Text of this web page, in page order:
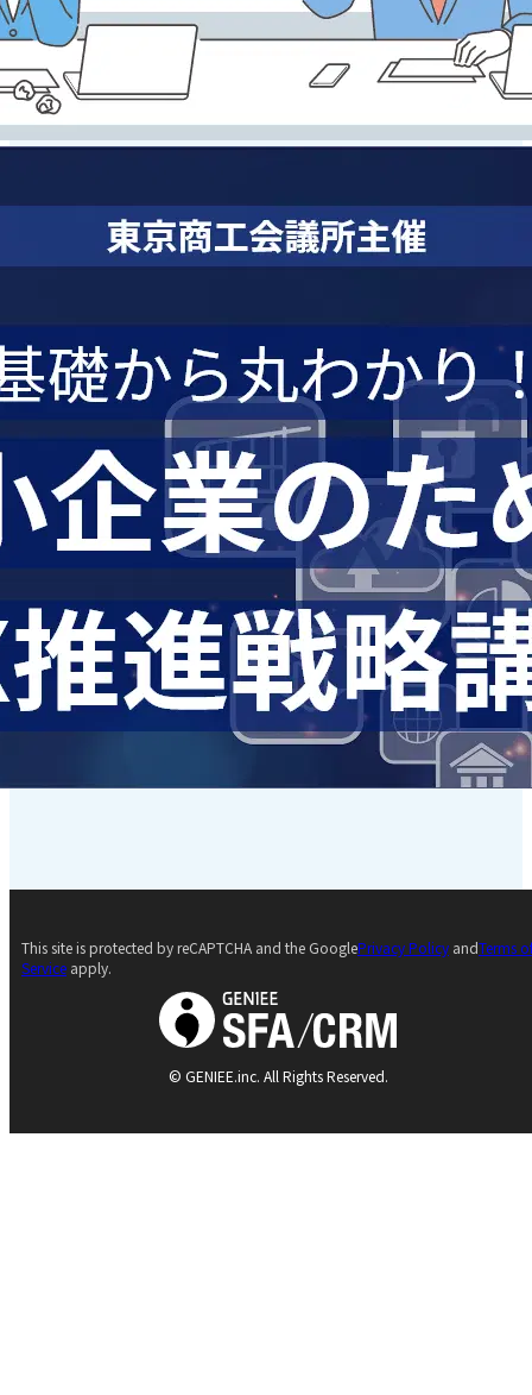
© GENIEE.inc. All Rights Reserved.
This site is protected by reCAPTCHA and the GooglePrivacy Policy andTerms
Service apply.